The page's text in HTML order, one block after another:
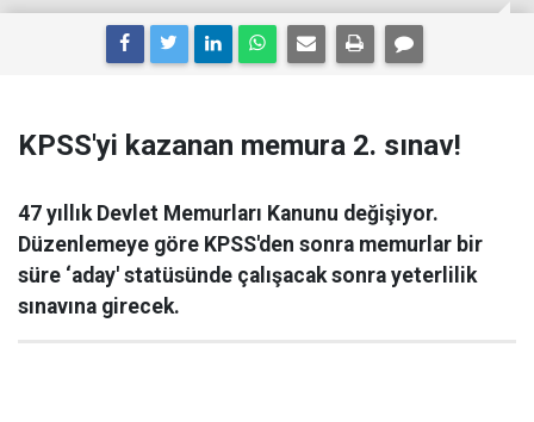
KPSS'yi kazanan memura 2. sınav!
47 yıllık Devlet Memurları Kanunu değişiyor.
Düzenlemeye göre KPSS'den sonra memurlar bir
süre ‘aday' statüsünde çalışacak sonra yeterlilik
sınavına girecek.